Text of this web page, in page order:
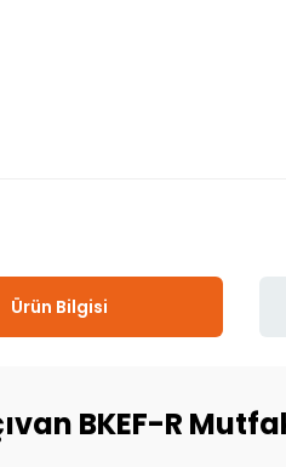
Ürün Bilgisi
BKEF-R